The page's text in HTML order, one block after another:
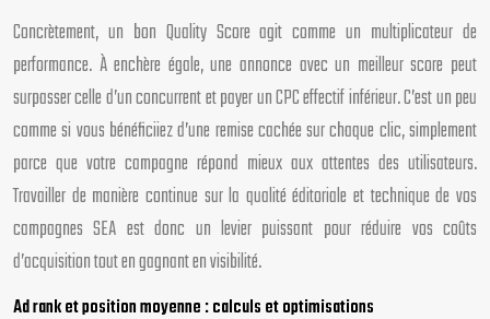
Concrètement, un bon Quality Score agit comme un multiplicateur de
performance. À enchère égale, une annonce avec un meilleur score peut
surpasser celle d’un concurrent et payer un CPC effectif inférieur. C’est un peu
comme si vous bénéficiiez d’une remise cachée sur chaque clic, simplement
parce que votre campagne répond mieux aux attentes des utilisateurs.
Travailler de manière continue sur la qualité éditoriale et technique de vos
campagnes SEA est donc un levier puissant pour réduire vos coûts
d’acquisition tout en gagnant en visibilité.
Ad rank et position moyenne : calculs et optimisations